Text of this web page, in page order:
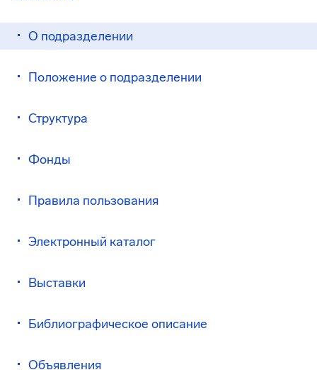
О подразделении
Положение о подразделении
Структура
Фонды
Правила пользования
Электронный каталог
Выставки
Библиографическое описание
Объявления